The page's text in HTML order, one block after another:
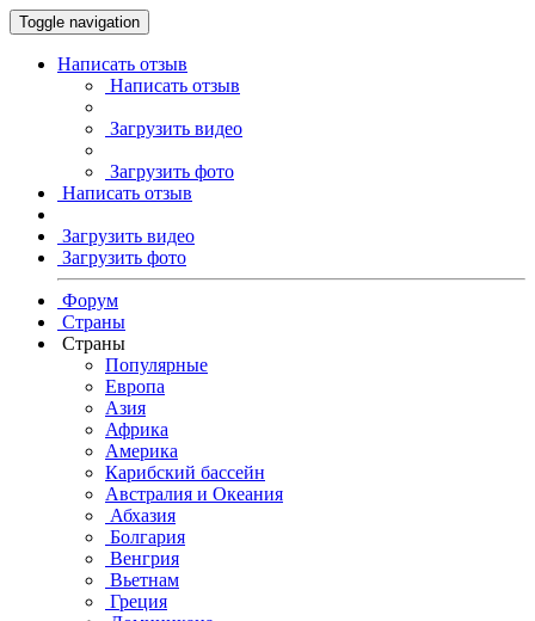
Toggle navigation
Написать отзыв
Написать отзыв
Загрузить видео
Загрузить фото
Написать отзыв
Загрузить видео
Загрузить фото
Форум
Страны
Страны
Популярные
Европа
Азия
Африка
Америка
Карибский бассейн
Австралия и Океания
Абхазия
Болгария
Венгрия
Вьетнам
Греция